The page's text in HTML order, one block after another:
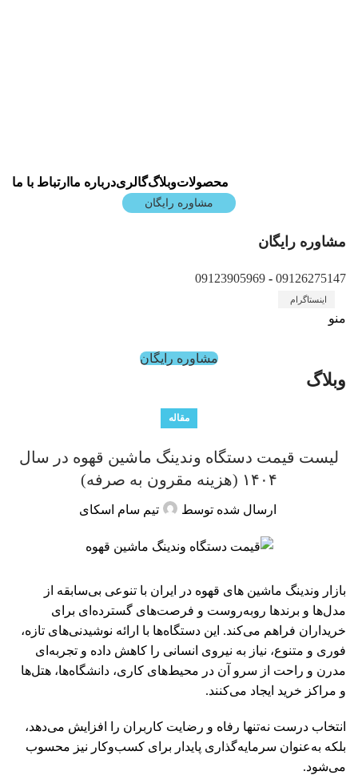
محصولاتوبلاگگالریدرباره ما ارتباط با ما
مشاوره رایگان
مشاوره رایگان
09126275147
-
09123905969
اینستاگرام
منو
مشاوره رایگان
وبلاگ
مقاله
لیست قیمت دستگاه وندینگ ماشین قهوه در سال
۱۴۰۴ (هزینه مقرون به صرفه)
ارسال شده توسط تیم سام اسکای
بازار وندینگ ماشین های قهوه در ایران با تنوعی بی‌سابقه از
مدل‌ها و برندها روبه‌روست و فرصت‌های گسترده‌ای برای
خریداران فراهم می‌کند. این دستگاه‌ها با ارائه نوشیدنی‌های تازه،
فوری و متنوع، نیاز به نیروی انسانی را کاهش داده و تجربه‌ای
مدرن و راحت از سرو آن در محیط‌های کاری، دانشگاه‌ها، هتل‌ها
و مراکز خرید ایجاد می‌کنند.
انتخاب درست نه‌تنها رفاه و رضایت کاربران را افزایش می‌دهد،
بلکه به‌عنوان سرمایه‌گذاری پایدار برای کسب‌وکار نیز محسوب
می‌شود.